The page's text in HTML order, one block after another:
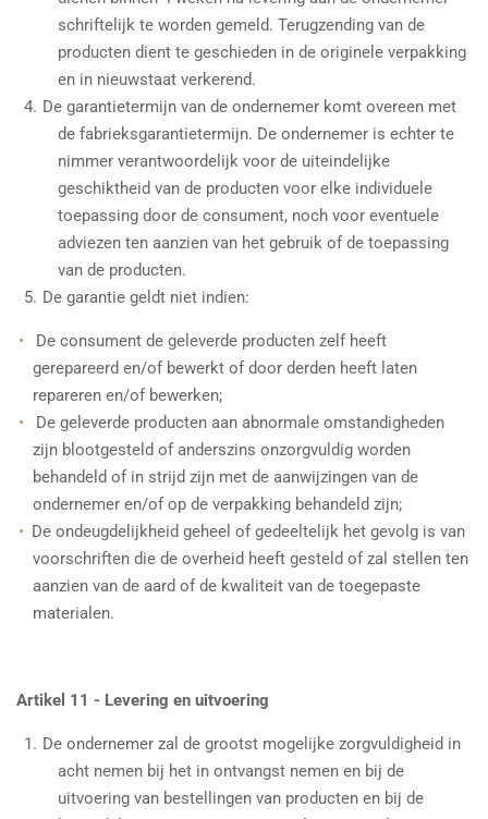
schriftelijk te worden gemeld. Terugzending van de
producten dient te geschieden in de originele verpakking
en in nieuwstaat verkerend.
De garantietermijn van de ondernemer komt overeen met
de fabrieksgarantietermijn. De ondernemer is echter te
nimmer verantwoordelijk voor de uiteindelijke
geschiktheid van de producten voor elke individuele
toepassing door de consument, noch voor eventuele
adviezen ten aanzien van het gebruik of de toepassing
van de producten.
De garantie geldt niet indien:
De consument de geleverde producten zelf heeft
gerepareerd en/of bewerkt of door derden heeft laten
repareren en/of bewerken;
De geleverde producten aan abnormale omstandigheden
zijn blootgesteld of anderszins onzorgvuldig worden
behandeld of in strijd zijn met de aanwijzingen van de
ondernemer en/of op de verpakking behandeld zijn;
De ondeugdelijkheid geheel of gedeeltelijk het gevolg is van
voorschriften die de overheid heeft gesteld of zal stellen ten
aanzien van de aard of de kwaliteit van de toegepaste
materialen.
Artikel 11 - Levering en uitvoering
De ondernemer zal de grootst mogelijke zorgvuldigheid in
acht nemen bij het in ontvangst nemen en bij de
uitvoering van bestellingen van producten en bij de